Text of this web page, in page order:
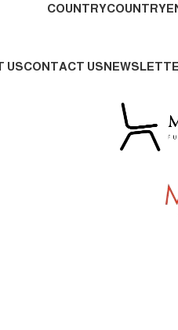
COUNTRY
COUNTRY
CONTACT US
US